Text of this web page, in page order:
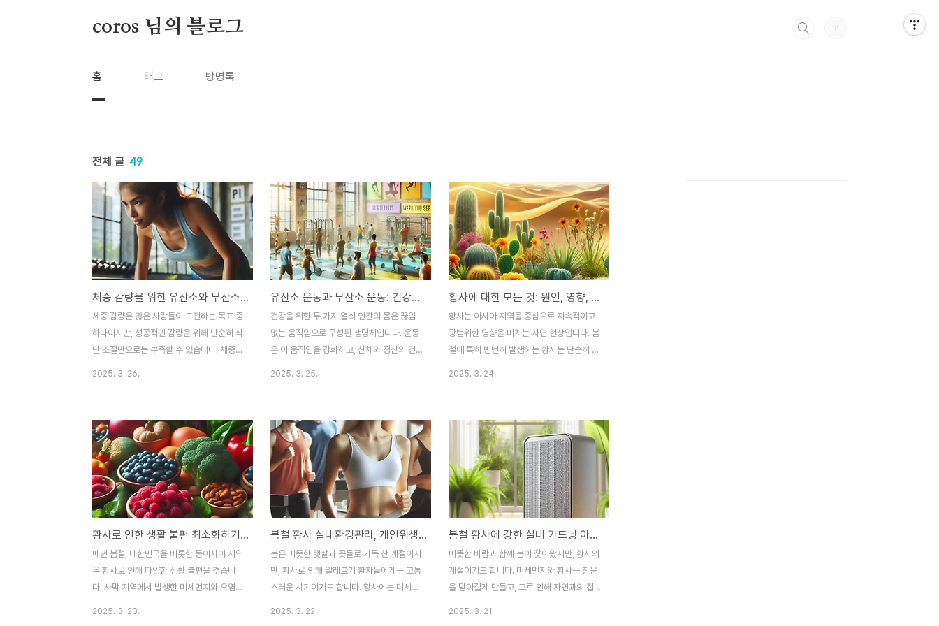
coros 님의 블로그
홈 태그 방명록
전체 글 49
체중 감량을 위한 유산소와 무산소 운동의 완벽한 조화
체중 감량은 많은 사람들이 도전하는 목표 중
하나이지만, 성공적인 감량을 위해 단순히 식
단 조절만으로는 부족할 수 있습니다. 체중
운동은 체지방 연소와 심폐 건강을 강화시키
고, 무산소 운동은 근육량 증가와 대사 속도
를 촉진하여 체중 감량의 지속 가능한 기초를
만듭니다. 이 글에서는 체중 감량의 효과를
극대화하기 위해 유산소 운동과 무산소 운동
을 결합하여 사용하는 방법에 대해 심층적으
로 탐구하겠습니다.1. 유산소 운동: 지방 연소
의 핵심유산소 운동은 체중 감량에 있어 필수
적인 요소로, 장시간의 운동을 통해 체내 축
적된 지방을 효과적으로 소..
2025. 3. 26.
유산소 운동과 무산소 운동: 건강을 위한 두 가지 열쇠
건강을 위한 두 가지 열쇠 인간의 몸은 끊임
없는 움직임으로 구성된 생명체입니다. 운동
은 이 움직임을 강화하고, 신체와 정신의 건
효과를 제대로 이해하지 못해 적절한 운동 방
법을 선택하는 데 어려움을 겪습니다. 이번
글에서는 유산소 운동과 무산소 운동의 정의,
주요 효과, 그리고 이를 적절히 조합하는 방
법까지 자세히 살펴보려고 합니다. 이 글을
통해 여러분은 자신의 목표에 맞는 운동 방식
과 계획을 수립할 수 있을 것입니다.1. 유산소
운동: 지속 가능한 움직임의 힘유산소 운동
(Aerobic Exercise)은 산소를 이용하여 에
너지를 생..
2025. 3. 25.
황사에 대한 모든 것: 원인, 영향, 예방법
황사는 아시아 지역을 중심으로 지속적이고
광범위한 영향을 미치는 자연 현상입니다. 봄
철에 특히 빈번히 발생하는 황사는 단순히 먼
생활을 제한할 뿐 아니라, 대기 질과 생태계
를 파괴하여 지구 환경에 장기적으로 악영향
을 미칩니다. 그러므로 황사의 원인과 영향을
이해하고, 이를 최소화하기 위한 실질적인 예
방법을 찾는 것은 우리 모두의 과제입니다.황
사의 주요 원인과 발생 메커니즘황사는 자연
적 요인과 인간 활동이 결합되어 발생하는 복
합적인 현상입니다. 자연적으로는 중국과 몽
골의 고비 사막과 타클라마칸 사막 같은 광대
한 건조 지역이 주요 발원..
2025. 3. 24.
황사로 인한 생활 불편 최소화하기: 건강하고 쾌적한 일상으로의 여정
매년 봄철, 대한민국을 비롯한 동아시아 지역
은 황사로 인해 다양한 생활 불편을 겪습니
다. 사막 지역에서 발생한 미세먼지와 오염물
2025. 3. 23.
봄철 황사 실내환경관리, 개인위생, 면연력 강화
봄은 따뜻한 햇살과 꽃들로 가득 찬 계절이지
만, 황사로 인해 알레르기 환자들에게는 고통
스러운 시기이기도 합니다. 황사에는 미세먼
2025. 3. 22.
봄철 황사에 강한 실내 가드닝 아이디어
따뜻한 바람과 함께 봄이 찾아왔지만, 황사의
계절이기도 합니다. 미세먼지와 황사는 창문
을 닫아걸게 만들고, 그로 인해 자연과의 접
2025. 3. 21.